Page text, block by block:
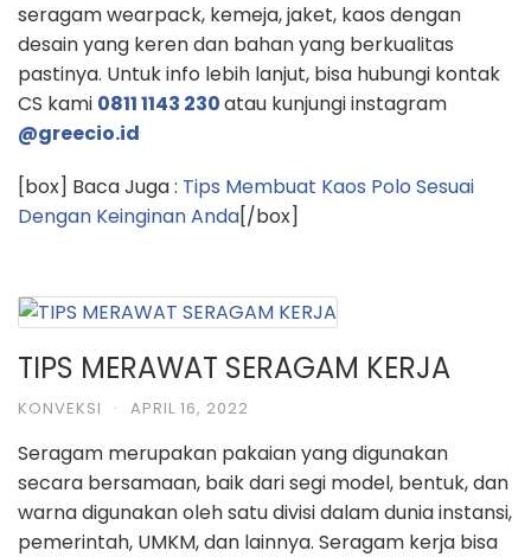
seragam wearpack, kemeja, jaket, kaos dengan
desain yang keren dan bahan yang berkualitas
pastinya. Untuk info lebih lanjut, bisa hubungi kontak
CS kami 0811 1143 230atau kunjungi instagram
@greecio.id
[box] Baca Juga : Tips Membuat Kaos Polo Sesuai
Dengan Keinginan Anda[/box]
TIPS MERAWAT SERAGAM KERJA
KONVEKSI · APRIL 16, 2022
Seragam merupakan pakaian yang digunakan
secara bersamaan, baik dari segi model, bentuk, dan
warna digunakan oleh satu divisi dalam dunia instansi,
pemerintah, UMKM, dan lainnya. Seragam kerja bisa